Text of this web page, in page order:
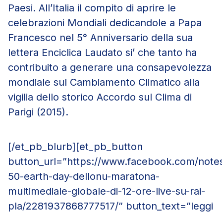
Paesi. All’Italia il compito di aprire le
celebrazioni Mondiali dedicandole a Papa
Francesco nel 5° Anniversario della sua
lettera Enciclica Laudato si’ che tanto ha
contribuito a generare una consapevolezza
mondiale sul Cambiamento Climatico alla
vigilia dello storico Accordo sul Clima di
Parigi (2015).
[/et_pb_blurb][et_pb_button
button_url=”https://www.facebook.com/
50-earth-day-dellonu-maratona-
multimediale-globale-di-12-ore-live-su-rai-
pla/2281937868777517/” button_text=”leggi